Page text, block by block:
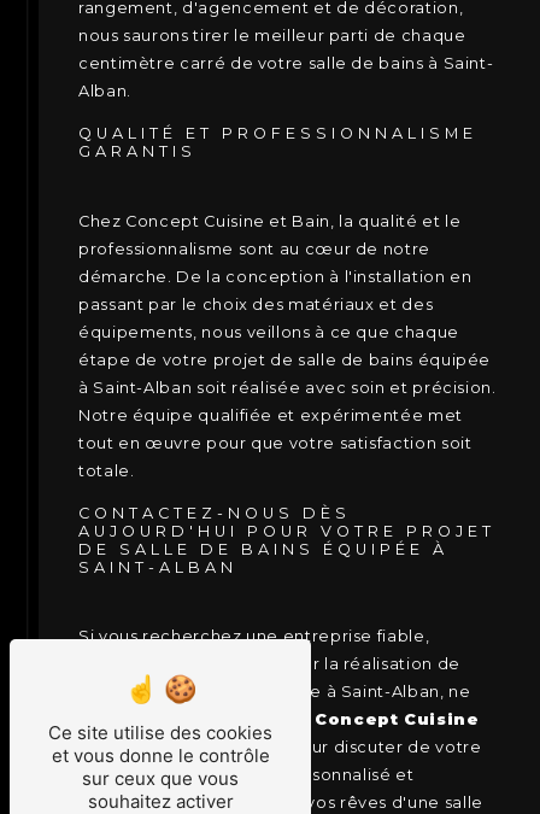
rangement, d'agencement et de décoration,
nous saurons tirer le meilleur parti de chaque
centimètre carré de votre salle de bains à Saint-
Alban.
QUALITÉ ET PROFESSIONNALISME
GARANTIS
Chez Concept Cuisine et Bain, la qualité et le
professionnalisme sont au cœur de notre
démarche. De la conception à l'installation en
passant par le choix des matériaux et des
équipements, nous veillons à ce que chaque
étape de votre projet de salle de bains équipée
à Saint-Alban soit réalisée avec soin et précision.
Notre équipe qualifiée et expérimentée met
tout en œuvre pour que votre satisfaction soit
totale.
CONTACTEZ-NOUS DÈS
AUJOURD'HUI POUR VOTRE PROJET
DE SALLE DE BAINS ÉQUIPÉE À
SAINT-ALBAN
Si vous recherchez une entreprise fiable,
créative et passionnée pour la réalisation de
votre salle de bains équipée à Saint-Alban, ne
Contactez Concept Cuisine
et Bain
dès aujourd'hui pour discuter de votre
projet, obtenir un devis personnalisé et
commencer à concrétiser vos rêves d'une salle
Ce site utilise des cookies
et vous donne le contrôle
sur ceux que vous
souhaitez activer